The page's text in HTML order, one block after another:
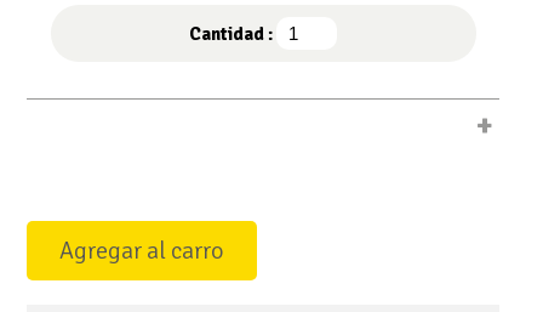
Cantidad :
+
Agregar al carro